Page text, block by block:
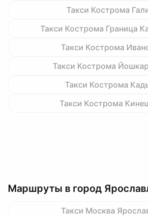
Такси Кострома
Такси Кострома Граница
Такси Кострома
Такси Кострома
Такси Кострома
Такси Кострома
Маршруты в город
Такси Москва